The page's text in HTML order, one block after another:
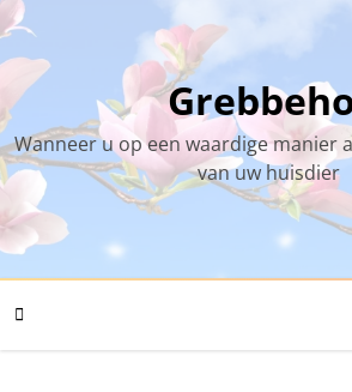
Skip
to
content
Wanneer u op een waardige manier
van uw huisdier